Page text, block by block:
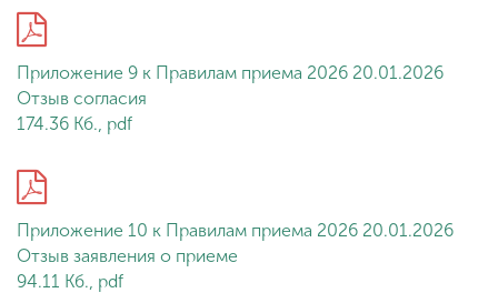
Приложение 9 к Правилам приема 2026 20.01.2026
Отзыв согласия
174.36 Кб., pdf
Приложение 10 к Правилам приема 2026 20.01.2026
Отзыв заявления о приеме
94.11 Кб., pdf